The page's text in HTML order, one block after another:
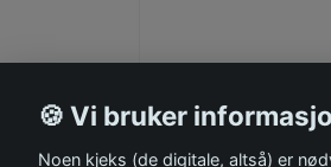
🍪 Vi bruker
Noen kjeks (de digitale, altså) er